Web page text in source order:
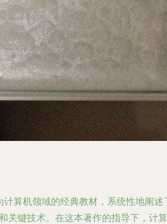
算机领域的经典教材，系统性地阐述
关键技术。在这本著作的指导下，计算